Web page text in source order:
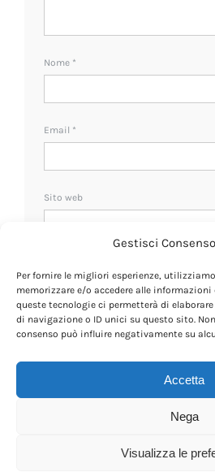
Gestisci
Per fornire le migliori esperienze,
memorizzare e/o accedere alle
queste tecnologie ci permetterà di
di navigazione o ID unici su questo sito.
consenso può influire negativamente su
Accetta
Nega
Visualizza le
Nome *
Email *
Sito web